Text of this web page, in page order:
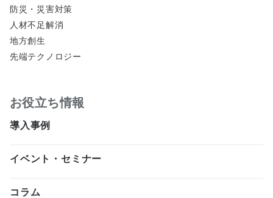
防災・災害対策
人材不足解消
地方創生
先端テクノロジー
お役立ち情報
導入事例
イベント・セミナー
コラム